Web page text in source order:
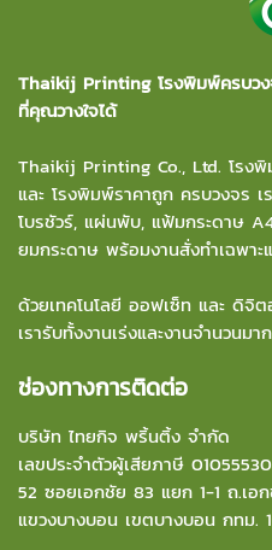
Thaikij Printing โรงพิมพ์ครบว
ที่คุณวางใจได้
Thaikij Printing Co., Ltd. โรง
และ โรงพิมพ์ราคาถูก ครบวงจร
โบรชัวร์, แผ่นพับ, แฟ้มกระดาษ
ยมกระดาษ พร้อมงานสั่งทำเฉพาะ
ด้วยเทคโนโลยี ออฟเซ็ท และ ดิจิ
เรารับทั้งงานเร่งและงานจำนวน
ช่องทางการติดต่อ
บริษัท ไทยกิจ พริ้นติ้ง จำกัด
เลขประจำตัวผู้เสียภาษี
52 ซอยเอกชัย 83 แยก 1-1 ถ.เอ
แขวงบางบอน เขตบางบอน กทม.